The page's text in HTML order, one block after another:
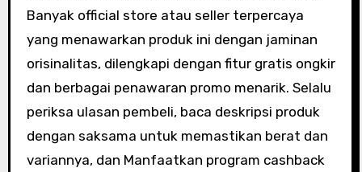
Banyak official store atau seller terpercaya
yang menawarkan produk ini dengan jaminan
orisinalitas, dilengkapi dengan fitur gratis ongkir
dan berbagai penawaran promo menarik. Selalu
periksa ulasan pembeli, baca deskripsi produk
dengan saksama untuk memastikan berat dan
variannya, dan Manfaatkan program cashback